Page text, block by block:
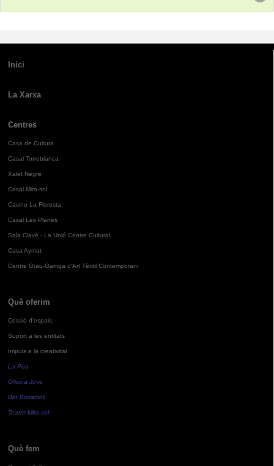
Inici
La Xarxa
Centres
Casa de Cultura
Casal Torreblanca
Xalet Negre
Casal Mira-sol
Casino La Floresta
Casal Les Planes
Sala Clavé - La Unió Centre Cultural
Casa Aymat
Centre Grau-Garriga d'Art Tèxtil Contemporani
Què oferim
Cessió d'espais
Suport a les entitats
Impuls a la creativitat
La Pua
Oficina Jove
Bar Bocamoll
Teatre Mira-sol
Què fem